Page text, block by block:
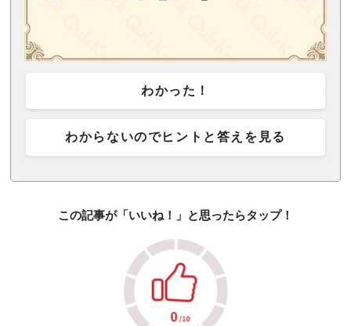
わかった！
わからないのでヒントと答えを見る
この記事が「いいね！」と思ったらタップ！